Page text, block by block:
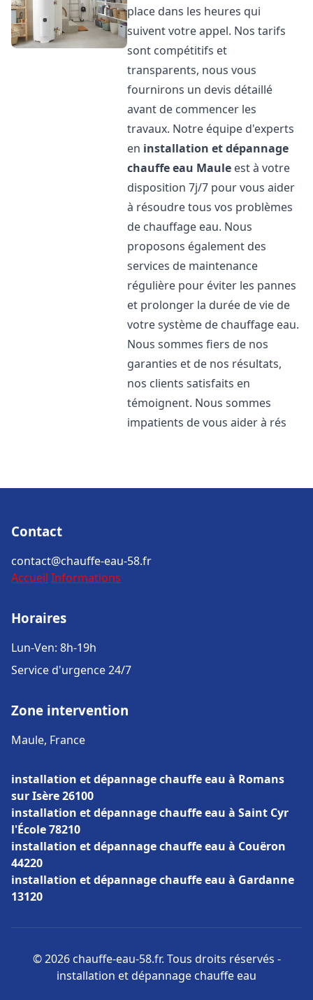
place dans les heures qui
suivent votre appel. Nos tarifs
sont compétitifs et
transparents, nous vous
fournirons un devis détaillé
avant de commencer les
travaux. Notre équipe d'experts
en installation et dépannage
chauffe eau Maule est à votre
disposition 7j/7 pour vous aider
à résoudre tous vos problèmes
de chauffage eau. Nous
proposons également des
services de maintenance
régulière pour éviter les pannes
et prolonger la durée de vie de
votre système de chauffage eau.
Nous sommes fiers de nos
garanties et de nos résultats,
nos clients satisfaits en
témoignent. Nous sommes
impatients de vous aider à rés
Contact
contact@chauffe-eau-58.fr
Accueil Informations
Horaires
Lun-Ven: 8h-19h
Service d'urgence 24/7
Zone intervention
Maule, France
installation et dépannage chauffe eau à Romans
sur Isère 26100
installation et dépannage chauffe eau à Saint Cyr
l'École 78210
installation et dépannage chauffe eau à Couëron
44220
installation et dépannage chauffe eau à Gardanne
13120
© 2026 chauffe-eau-58.fr. Tous droits réservés -
installation et dépannage chauffe eau